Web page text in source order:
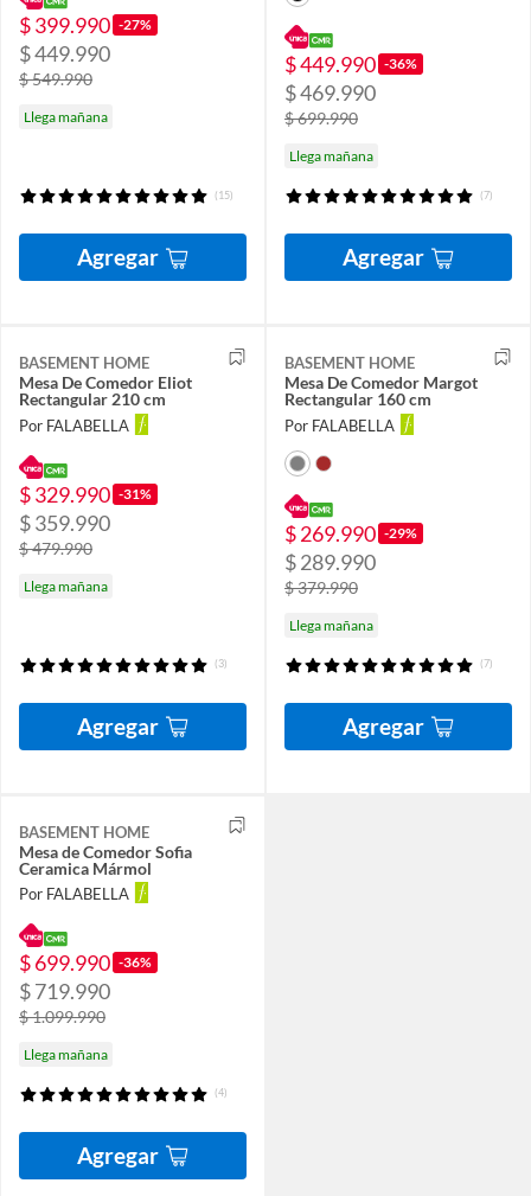
$ 399.990 -27%
$ 449.990
$ 549.990
Llega mañana
(15)
Agregar
$ 449.990 -36%
$ 469.990
$ 699.990
Llega mañana
(7)
Agregar
BASEMENT HOME
Mesa De Comedor Eliot
Rectangular 210 cm
Por FALABELLA
$ 329.990 -31%
$ 359.990
$ 479.990
Llega mañana
(3)
Agregar
BASEMENT HOME
Mesa De Comedor Margot
Rectangular 160 cm
Por FALABELLA
$ 269.990 -29%
$ 289.990
$ 379.990
Llega mañana
(7)
Agregar
BASEMENT HOME
Mesa de Comedor Sofia
Ceramica Mármol
Por FALABELLA
$ 699.990 -36%
$ 719.990
$ 1.099.990
Llega mañana
(4)
Agregar